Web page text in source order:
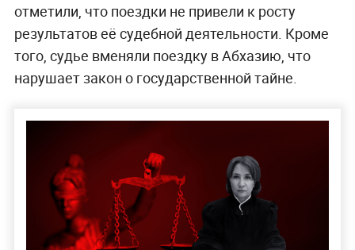
отметили, что поездки не привели к росту
результатов её судебной деятельности. Кроме
того, судье вменяли поездку в Абхазию, что
нарушает закон о государственной тайне.